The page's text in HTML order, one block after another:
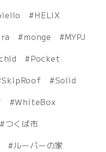
HELIX
monge
MYPJ
Pocket
SkipRoof
Solid
WhiteBox
つくば市
ルーバーの家